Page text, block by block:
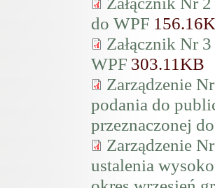
do WPF
Załącznik Nr
WPF 303.11KB
Zarządzenie
podania do
przeznaczonej
Zarządzenie
ustalenia